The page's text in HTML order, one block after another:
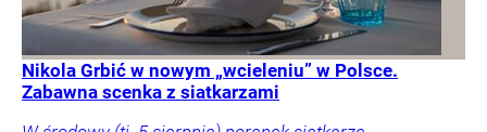
Nikola Grbić w nowym „wcieleniu” w Polsce.
Zabawna scenka z siatkarzami